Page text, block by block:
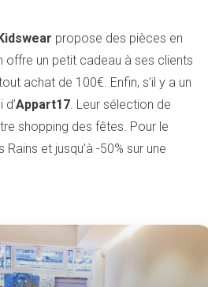
propose des pièces en
un petit cadeau à ses clients
achat de 100€. Enfin, s’il y a un
d’Appart17. Leur sélection de
shopping des fêtes. Pour le
et jusqu’à -50% sur une